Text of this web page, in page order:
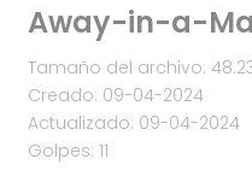
Away-in-a-
Tamaño del archivo:
Creado: 09-04-2024
Actualizado: 09-04-2024
Golpes: 11